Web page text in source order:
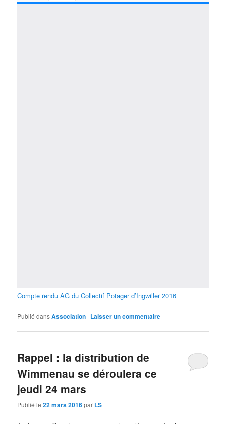
Compte rendu AG du Collectif Potager d’Ingwiller 2016
Publié dansAssociation | Laisser un commentaire
Rappel : la distribution de
Wimmenau se déroulera ce
jeudi 24 mars
Publié le22 mars 2016par LS